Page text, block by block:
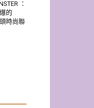
：
的
時尚聯